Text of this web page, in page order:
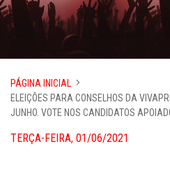
PÁGINA INICIAL
ELEIÇÕES PARA CONSELHOS DA
JUNHO. VOTE NOS CANDIDATOS
TERÇA-FEIRA, 01/06/2021